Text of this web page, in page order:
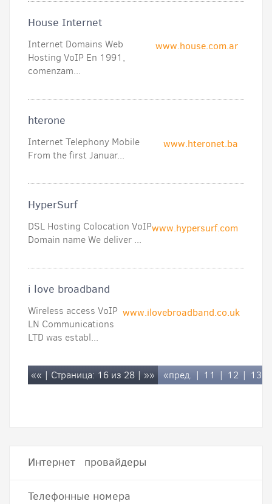
House Internet
www.house.com.ar
Internet Domains Web
Hosting VoIP En 1991,
comenzam...
hterone
www.hteronet.ba
Internet Telephony Mobile
From the first Januar...
HyperSurf
www.hypersurf.com
DSL Hosting Colocation VoIP
Domain name We deliver ...
i love broadband
www.ilovebroadband.co.uk
Wireless access VoIP
LN Communications
LTD was establ...
«« | Страница: 16 из 28 | »» «пред. | 11 | 12 | 13
Интернет провайдеры
Телефонные номера